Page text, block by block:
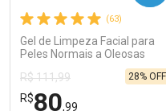
Comprar sem
Comprar sem
(63)
Gel de Limpeza Facial para
Peles Normais a Oleosas
R$ 111,99
R$80,99
28% OFF